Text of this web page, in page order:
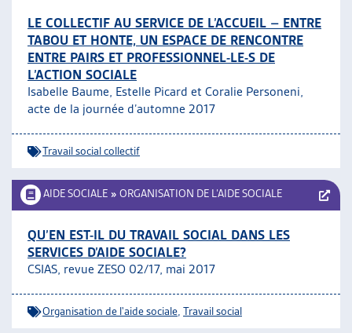
LE COLLECTIF AU SERVICE DE L’ACCUEIL – ENTRE
TABOU ET HONTE, UN ESPACE DE RENCONTRE
ENTRE PAIRS ET PROFESSIONNEL-LE-S DE
L’ACTION SOCIALE
Isabelle Baume, Estelle Picard et Coralie Personeni,
acte de la journée d’automne 2017
Travail social collectif
AIDE SOCIALE » ORGANISATION DE L’AIDE SOCIALE
QU’EN EST-IL DU TRAVAIL SOCIAL DANS LES
SERVICES D’AIDE SOCIALE?
CSIAS, revue ZESO 02/17, mai 2017
Organisation de l'aide sociale Travail social